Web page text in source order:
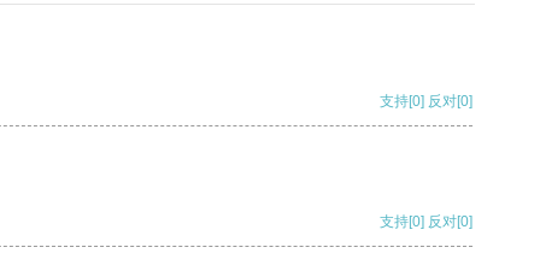
支持[0] 反对[0]
支持[0] 反对[0]